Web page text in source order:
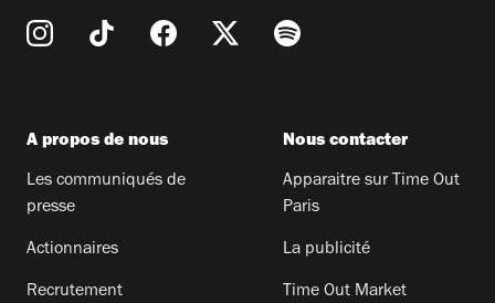
A propos de nous
Les communiqués de
presse
Actionnaires
Recrutement
Nous contacter
Apparaitre sur Time Out
Paris
La publicité
Time Out Market